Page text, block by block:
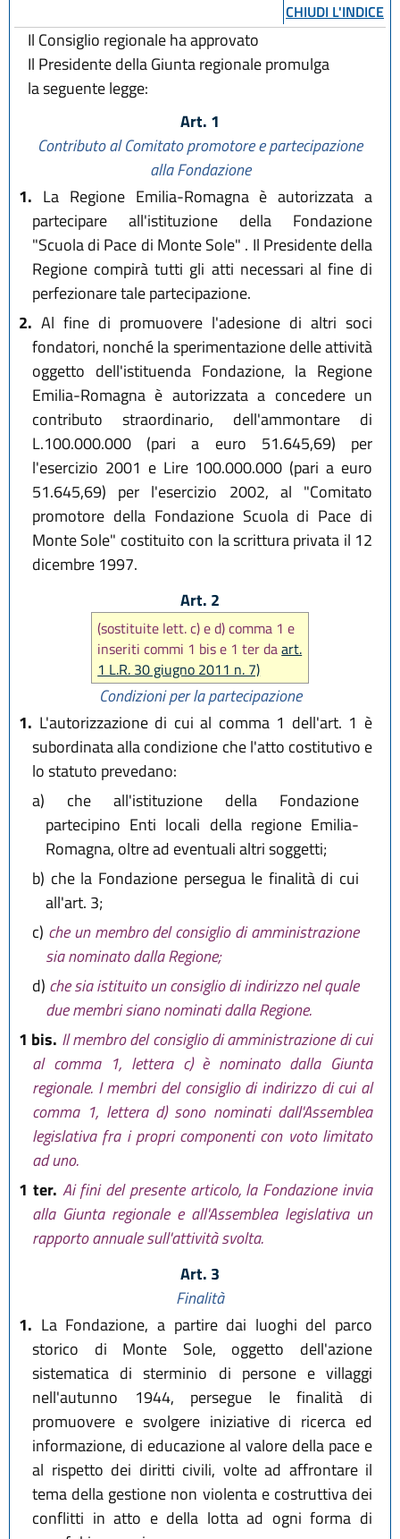
CHIUDI L'INDICE
Il Consiglio regionale ha approvato
Il Presidente della Giunta regionale promulga
la seguente legge:
Art. 1
Contributo al Comitato promotore e partecipazione
alla Fondazione
1. La Regione Emilia-Romagna è autorizzata a
partecipare all'istituzione della Fondazione
"Scuola di Pace di Monte Sole" . Il Presidente della
Regione compirà tutti gli atti necessari al fine di
perfezionare tale partecipazione.
2. Al fine di promuovere l'adesione di altri soci
fondatori, nonché la sperimentazione delle attività
oggetto dell'istituenda Fondazione, la Regione
Emilia-Romagna è autorizzata a concedere un
contributo straordinario, dell'ammontare di
L.100.000.000 (pari a euro 51.645,69) per
l'esercizio 2001 e Lire 100.000.000 (pari a euro
51.645,69) per l'esercizio 2002, al "Comitato
promotore della Fondazione Scuola di Pace di
Monte Sole" costituito con la scrittura privata il 12
dicembre 1997.
Art. 2
(sostituite lett. c) e d) comma 1 e
inseriti commi 1 bis e 1 ter daart.
1 L.R. 30 giugno 2011 n. 7)
Condizioni per la partecipazione
1. L'autorizzazione di cui al comma 1 dell'art. 1 è
subordinata alla condizione che l'atto costitutivo e
lo statuto prevedano:
a) che all'istituzione della Fondazione
partecipino Enti locali della regione Emilia-
Romagna, oltre ad eventuali altri soggetti;
b) che la Fondazione persegua le finalità di cui
all'art. 3;
c) che un membro del consiglio di amministrazione
sia nominato dalla Regione;
d) che sia istituito un consiglio di indirizzo nel quale
due membri siano nominati dalla Regione.
1 bis. Il membro del consiglio di amministrazione di cui
al comma 1, lettera c) è nominato dalla Giunta
regionale. I membri del consiglio di indirizzo di cui al
comma 1, lettera d) sono nominati dall'Assemblea
legislativa fra i propri componenti con voto limitato
ad uno.
1 ter. Ai fini del presente articolo, la Fondazione invia
alla Giunta regionale e all'Assemblea legislativa un
rapporto annuale sull'attività svolta.
Art. 3
Finalità
1. La Fondazione, a partire dai luoghi del parco
storico di Monte Sole, oggetto dell'azione
sistematica di sterminio di persone e villaggi
nell'autunno 1944, persegue le finalità di
promuovere e svolgere iniziative di ricerca ed
informazione, di educazione al valore della pace e
al rispetto dei diritti civili, volte ad affrontare il
tema della gestione non violenta e costruttiva dei
conflitti in atto e della lotta ad ogni forma di